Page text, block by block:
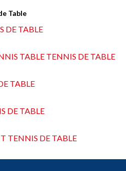
Table
DE TABLE
TABLE TENNIS DE TABLE
TABLE
DE TABLE
TENNIS DE TABLE